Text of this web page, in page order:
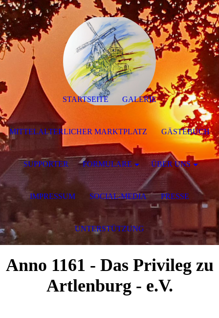
Anno 1161 - Das Privileg zu
Artlenburg - e.V.
STARTSEITE GALERIE
MITTELALTERLICHER MARKTPLATZ GÄSTEBUCH
SUPPORTER FORMULARE ÜBER UNS
IMPRESSUM SOCIAL-MEDIA PRESSE
UNTERSTÜTZUNG